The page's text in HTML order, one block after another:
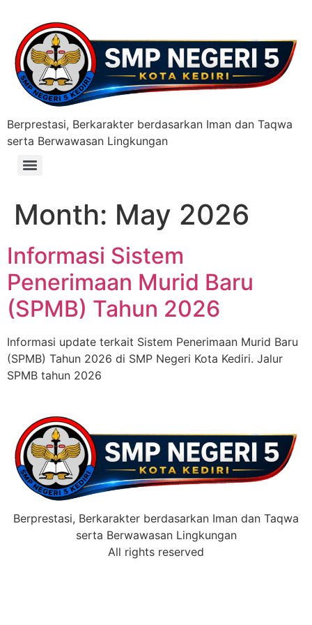
Berprestasi, Berkarakter berdasarkan Iman dan Taqwa
serta Berwawasan Lingkungan
Month: May 2026
Informasi Sistem
Penerimaan Murid Baru
(SPMB) Tahun 2026
Informasi update terkait Sistem Penerimaan Murid Baru
(SPMB) Tahun 2026 di SMP Negeri Kota Kediri. Jalur
SPMB tahun 2026
Berprestasi, Berkarakter berdasarkan Iman dan Taqwa
serta Berwawasan Lingkungan
All rights reserved